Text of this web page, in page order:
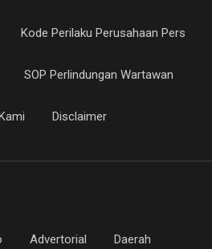
Kode Perilaku Perusahaan Pers
SOP Perlindungan Wartawan
Disclaimer
Advertorial Daerah